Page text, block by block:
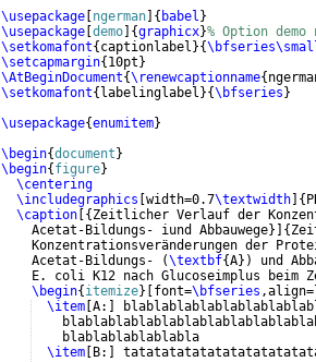
\usepackage ngerman { babel }
\usepackage demo {graphicx}% Option
\setkomafont{ captionlabel }{
\setcapmargin{ 10pt }
\AtBeginDocument{\renewcaptionname{
\setkomafont{ labelinglabel }{\bfseries }
\usepackage{enumitem}
\begin{document }
\begin{ figure}
\centering
\includegraphics width=0.7\textwidth {
\caption [{ Zeitlicher Verlauf der
    Acetat-Bildungs- iund Abbauwege
}] {
Konzentrationsveränderungen der
    Acetat-Bildungs-
(\textbf{A})
und
E. coli K12 nach Glucoseimplus beim
\begin{ itemize} font=\bfseries
\item A:
    blablablablablabla
\item
B: